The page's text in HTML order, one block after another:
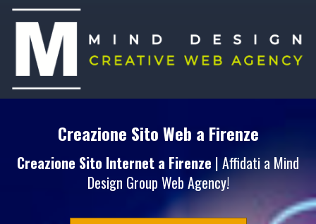
Creazione Sito Web a Firenze
Creazione Sito Internet a Firenze | Affidati a Mind
Design Group Web Agency!